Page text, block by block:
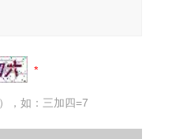
，如：三加四=7